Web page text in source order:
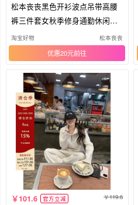
松本丧丧黑色开衫波点吊带高腰
裤三件套女秋季修身通勤休闲套
装
淘宝好物 松本丧丧
优惠20元
101.6 官方立减 119.6